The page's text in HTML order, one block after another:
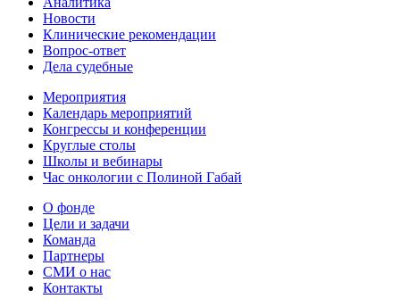
Новости
Клинические рекомендации
Вопрос-ответ
Дела судебные
Мероприятия
Календарь мероприятий
Конгрессы и конференции
Круглые столы
Школы и вебинары
Час онкологии с Полиной Габай
О фонде
Цели и задачи
Команда
Партнеры
СМИ о нас
Контакты